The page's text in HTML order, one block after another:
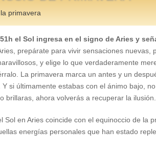
primavera
el Sol ingresa en el signo de Aries y
prepárate para vivir sensaciones nuevas,
y elige lo que verdaderamente
La primavera marca un antes y un
Y si últimamente estabas con el ánimo bajo,
brillaras, ahora volverás a recuperar la ilusión.
Sol en Aries coincide con el equinoccio de la
energías personales que han estado